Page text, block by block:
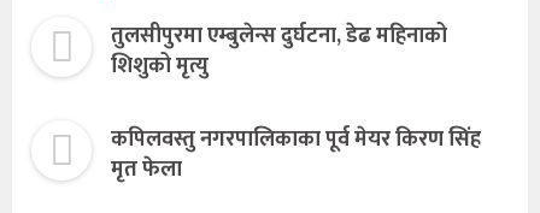
तुलसीपुरमा एम्बुलेन्स दुर्घटना, डेढ महिनाको
शिशुको मृत्यु
कपिलवस्तु नगरपालिकाका पूर्व मेयर किरण सिंह
मृत फेला